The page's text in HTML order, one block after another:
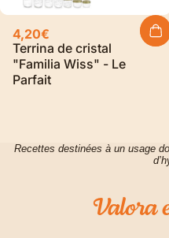
4,20€
Terrina de cristal
"Familia Wiss" - Le
Parfait
Recettes destinées à un usage
Valora